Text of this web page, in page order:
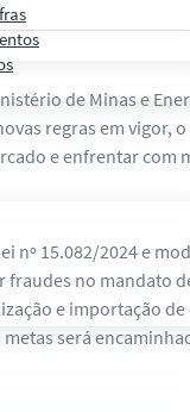
de Minas e
regras em
e enfrentar
nº 15.082/2024 e
no mandato
e importação
será